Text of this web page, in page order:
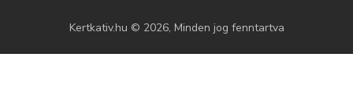
Kertkativ.hu © 2026, Minden jog fenntartva